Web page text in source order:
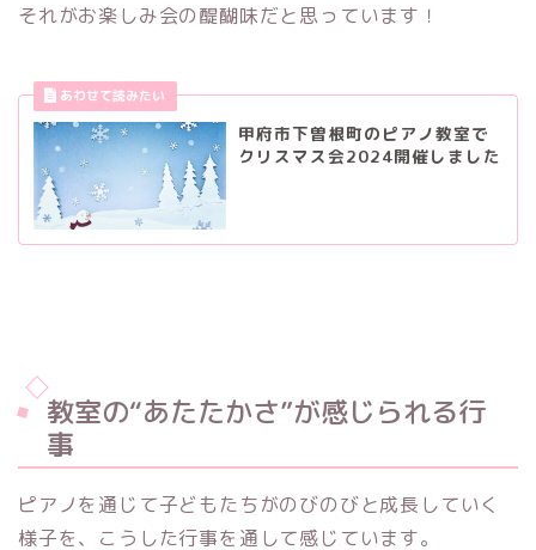
それがお楽しみ会の醍醐味だと思っています！
甲府市下曽根町のピアノ教室で
クリスマス会2024開催しました
教室の“あたたかさ”が感じられる行
事
ピアノを通じて子どもたちがのびのびと成長していく
様子を、こうした行事を通して感じています。